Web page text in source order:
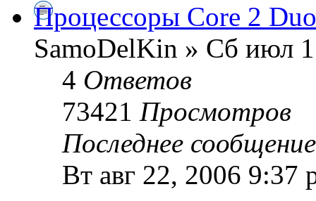
Процессоры Core 2
SamoDelKin » Сб июл
4 Ответов
73421 Просмотров
Последнее
Вт авг 22, 2006 9:37